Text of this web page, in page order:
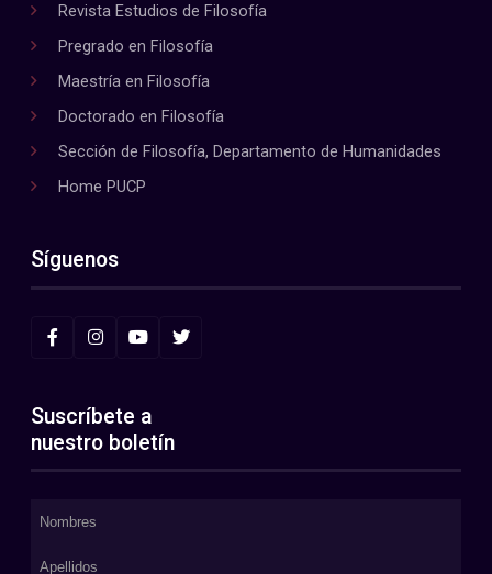
Revista Estudios de Filosofía
Pregrado en Filosofía
Maestría en Filosofía
Doctorado en Filosofía
Sección de Filosofía, Departamento de Humanidades
Home PUCP
Síguenos
Suscríbete a
nuestro boletín